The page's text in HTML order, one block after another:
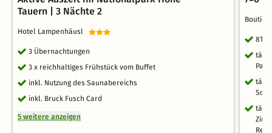
Tauern | 3 Nächte 2
Hotel Lampenhäusl
3 Übernachtungen
3 x reichhaltiges Frühstück vom Buffet
inkl. Nutzung des Saunabereichs
inkl. Bruck Fusch Card
5 weitere anzeigen